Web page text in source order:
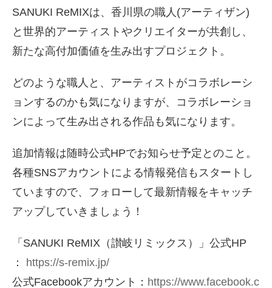
SANUKI ReMIXは、香川県の職人(アーティザン)
と世界的アーティストやクリエイターが共創し、
新たな高付加価値を生み出すプロジェクト。
どのような職人と、アーティストがコラボレーシ
ョンするのかも気になりますが、コラボレーショ
ンによって生み出される作品も気になります。
追加情報は随時公式HPでお知らせ予定とのこと。
各種SNSアカウントによる情報発信もスタートし
ていますので、フォローして最新情報をキャッチ
アップしていきましょう！
「SANUKI ReMIX（讃岐リミックス）」公式HP
：
https://s-remix.jp/
公式Facebookアカウント： https://www.facebook.c